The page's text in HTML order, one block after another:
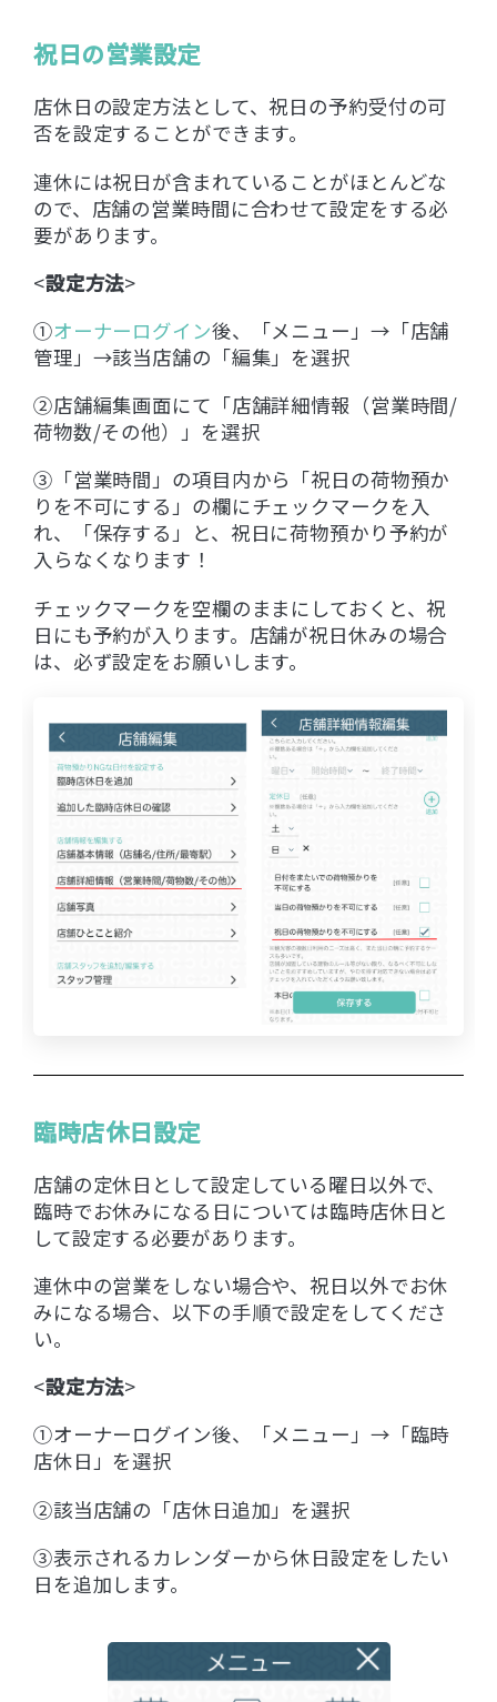
祝日の営業設定
店休日の設定方法として、祝日の予約受付の可
否を設定することができます。
連休には祝日が含まれていることがほとんどな
ので、店舗の営業時間に合わせて設定をする必
要があります。
<設定方法>
①オーナーログイン後、「メニュー」→「店舗
管理」→該当店舗の「編集」を選択
②店舗編集画面にて「店舗詳細情報（営業時間/
荷物数/その他）」を選択
③「営業時間」の項目内から「祝日の荷物預か
りを不可にする」の欄にチェックマークを入
れ、「保存する」と、祝日に荷物預かり予約が
入らなくなります！
チェックマークを空欄のままにしておくと、祝
日にも予約が入ります。店舗が祝日休みの場合
は、必ず設定をお願いします。
臨時店休日設定
店舗の定休日として設定している曜日以外で、
臨時でお休みになる日については臨時店休日と
して設定する必要があります。
連休中の営業をしない場合や、祝日以外でお休
みになる場合、以下の手順で設定をしてくださ
い。
<設定方法>
①オーナーログイン後、「メニュー」→「臨時
店休日」を選択
②該当店舗の「店休日追加」を選択
③表示されるカレンダーから休日設定をしたい
日を追加します。